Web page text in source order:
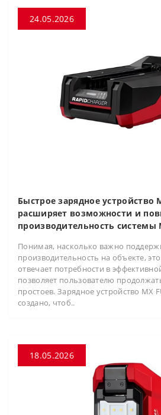
24.05.2026
Быстрое зарядное устройство
расширяет возможности и
производительность системы
Понимая, насколько важно
производительность на объекте,
отвечает потребности в
позволяет пользователю
простоев. Зарядное устройство MX
создано, чтоб..
18.05.2026